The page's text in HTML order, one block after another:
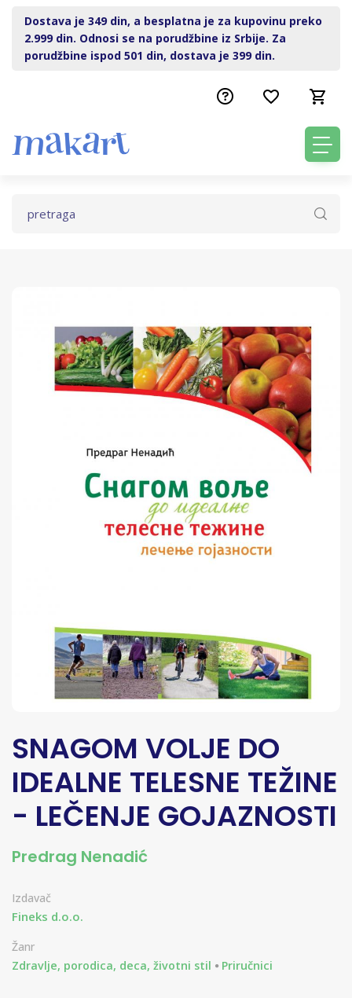
Dostava je 349 din, a besplatna je za kupovinu preko
2.999 din. Odnosi se na porudžbine iz Srbije. Za
porudžbine ispod 501 din, dostava je 399 din.
SNAGOM VOLJE DO
IDEALNE TELESNE TEŽINE
- LEČENJE GOJAZNOSTI
Predrag Nenadić
Izdavač
Fineks d.o.o.
Žanr
Zdravlje, porodica, deca, životni stil
Priručnici